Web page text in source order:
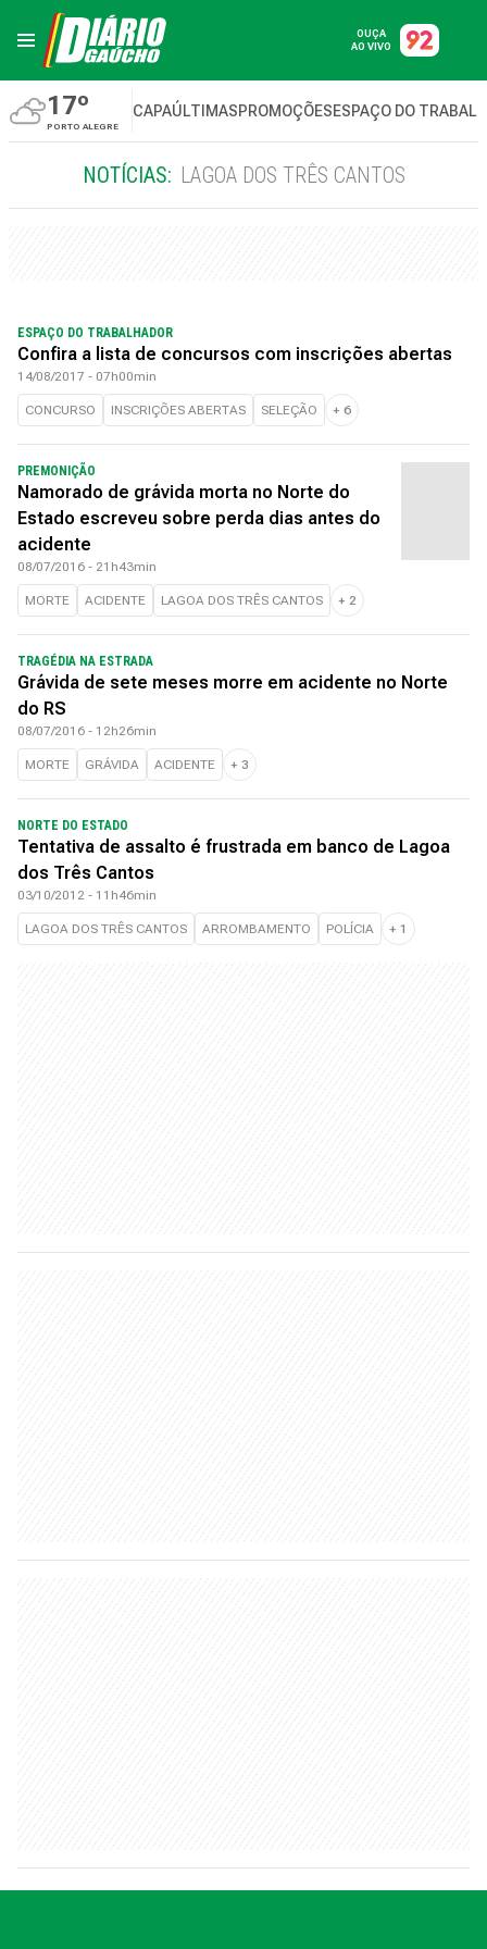
OUÇA
AO VIVO
17º
PORTO ALEGRE
CAPAÚLTIMASPROMOÇÕESESPAÇO DO
NOTÍCIAS: LAGOA DOS TRÊS CANTOS
ESPAÇO DO TRABALHADOR
Confira a lista de concursos com inscrições abertas
14/08/2017 - 07h00min
CONCURSO INSCRIÇÕES ABERTAS SELEÇÃO + 6
PREMONIÇÃO
Namorado de grávida morta no Norte do
Estado escreveu sobre perda dias antes do
acidente
08/07/2016 - 21h43min
MORTE ACIDENTE LAGOA DOS TRÊS CANTOS + 2
TRAGÉDIA NA ESTRADA
Grávida de sete meses morre em acidente no Norte
do RS
08/07/2016 - 12h26min
MORTE GRÁVIDA ACIDENTE + 3
NORTE DO ESTADO
Tentativa de assalto é frustrada em banco de Lagoa
dos Três Cantos
03/10/2012 - 11h46min
LAGOA DOS TRÊS CANTOS ARROMBAMENTO POLÍCIA + 1